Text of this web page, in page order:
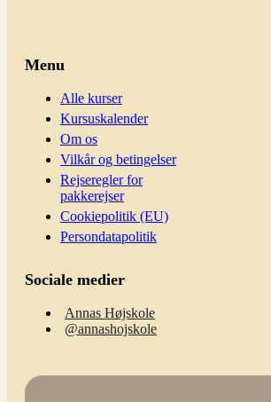
Menu
Alle kurser
Kursuskalender
Om os
Vilkår og betingelser
Rejseregler for
pakkerejser
Cookiepolitik (EU)
Persondatapolitik
Sociale medier
Annas Højskole
@annashojskole